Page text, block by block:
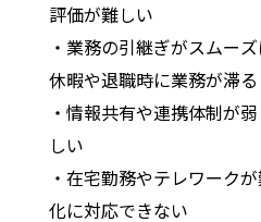
評価が難しい
・業務の引継ぎがスムー
休暇や退職時に業務が滞る
・情報共有や連携体制が
しい
・在宅勤務やテレワーク
化に対応できない